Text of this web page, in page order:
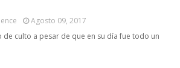
Agosto 09, 2017
de culto a pesar de que en su día fue todo un